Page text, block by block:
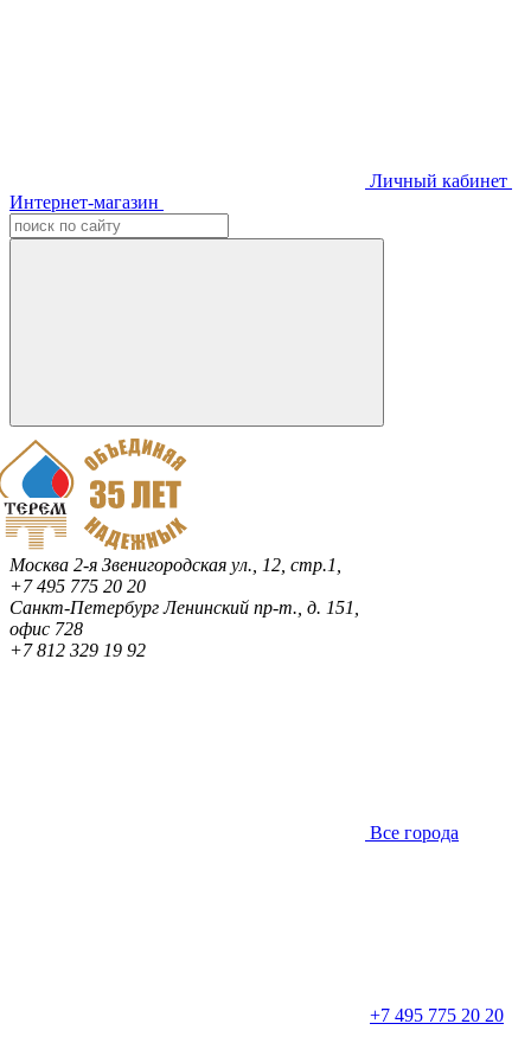
Личный кабинет
Интернет-магазин
Москва 2-я Звенигородская ул., 12, стр.1,
+7 495 775 20 20
Санкт-ПетербургЛенинский пр-т., д. 151,
офис 728
+7 812 329 19 92
Все города
+7 495 775 20 20